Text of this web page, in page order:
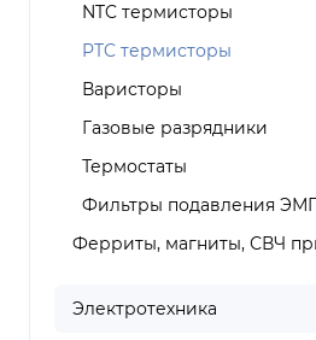
NTC термисторы
PTC термисторы
Варисторы
Газовые разрядники
Термостаты
Фильтры подавления
Ферриты, магниты, СВЧ
Электротехника